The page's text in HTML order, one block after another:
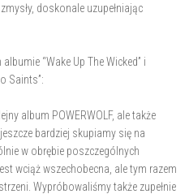
doskonale uzupełniając
“Wake Up The Wicked” i
Saints”:
album POWERWOLF, ale także
bardziej skupiamy się na
w obrębie poszczególnych
wciąż wszechobecna, ale tym razem
Wypróbowaliśmy także zupełnie